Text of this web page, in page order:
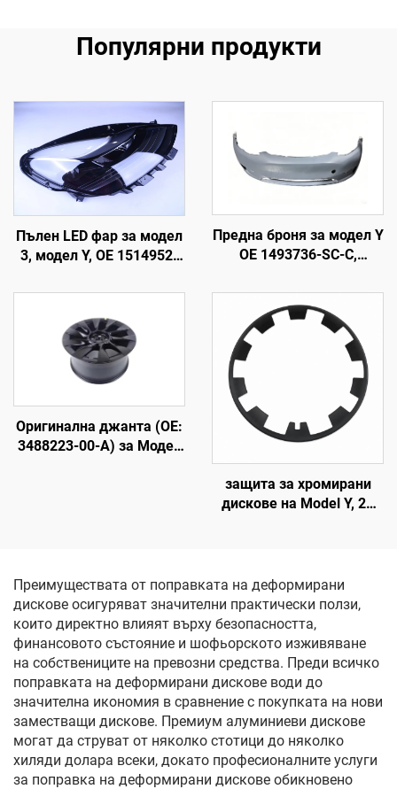
Популярни продукти
Пълен LED фар за модел
3, модел Y, OE 1514952-
1514952-10-E, подмяна
на фарове за
автомобилно осветление
Предна броня за модел Y
OE 1493736-SC-C,
формоване, грундирано
покритие, съвместима с
оригиналния радар и
сензор, неразрушителен
монтаж, за сервиз и
поддръжка на автопарк
Оригинална джанта (OE:
3488223-00-A) за Модел
персонализиране
защита за хромирани
дискове на Model Y, 20
Преимуществата от поправката на деформирани
дискове осигуряват значителни практически ползи,
които директно влияят върху безопасността,
финансовото състояние и шофьорското изживяване
на собствениците на превозни средства. Преди всичко
поправката на деформирани дискове води до
значителна икономия в сравнение с покупката на нови
заместващи дискове. Премиум алуминиеви дискове
могат да струват от няколко стотици до няколко
хиляди долара всеки, докато професионалните услуги
за поправка на деформирани дискове обикновено